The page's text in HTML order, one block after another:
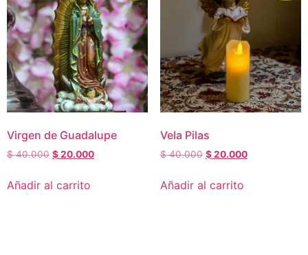
Virgen de Guadalupe
$40.000 $20.000
Añadir al carrito
Vela Pilas
$40.000 $20.000
Añadir al carrito